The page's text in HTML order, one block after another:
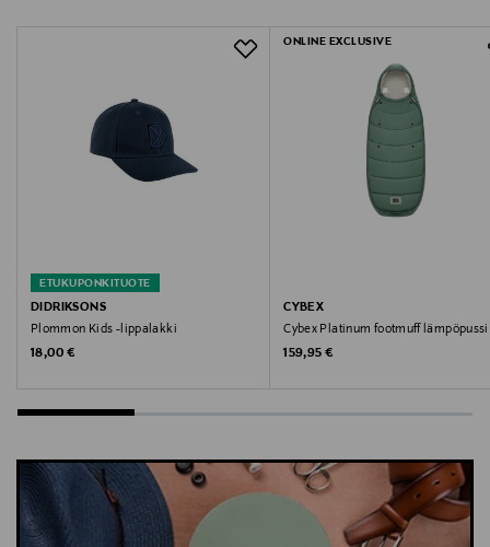
Name It, lippis, Minecraft, lasten asuste, päähine,
puuvillalippis
ETUKUPONKITUOTE
DIDRIKSONS
Plommon Kids -lippalakki
Original Price
18,00 €
ONLINE EXCLUSIVE
CYBEX
Cybex Platinum footmuff lämpöpussi
Original Price
159,95 €